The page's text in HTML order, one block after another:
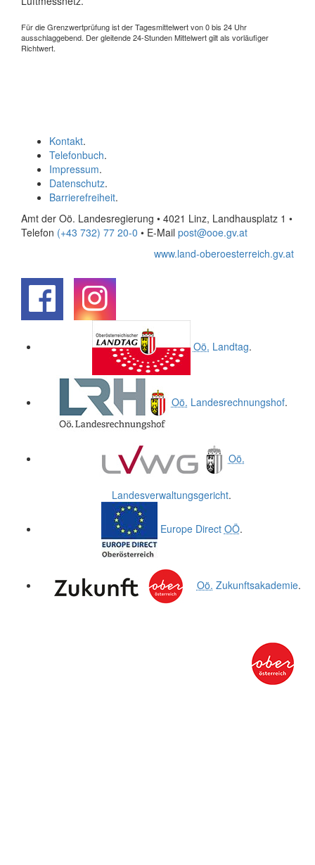
Für die Grenzwertprüfung ist der Tagesmittelwert von 0 bis 24 Uhr
ausschlaggebend. Der gleitende 24-Stunden Mittelwert gilt als vorläufiger
Richtwert.
Kontakt.
Telefonbuch.
Impressum.
Datenschutz.
Barrierefreiheit.
Amt der Oö. Landesregierung • 4021 Linz, Landhausplatz 1 •
Telefon (+43 732) 77 20-0 • E-Mail post@ooe.gv.at
www.land-oberoesterreich.gv.at
Oö. Landtag.
Oö. Landesrechnungshof.
Oö.
Landesverwaltungsgericht.
Europe Direct OÖ.
Oö. Zukunftsakademie.